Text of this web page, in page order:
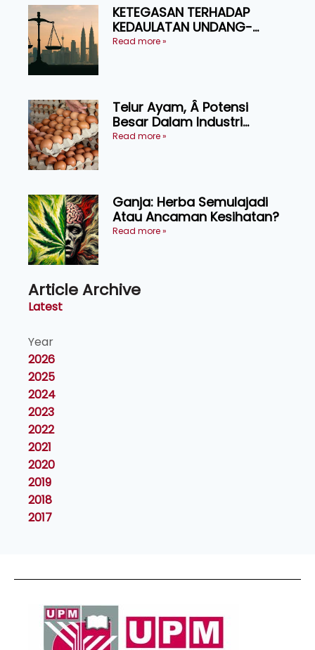
KETEGASAN TERHADAP
KEDAULATAN UNDANG-
UNDANG ASAS KEPADA
Read more »
Telur Ayam, Â Potensi
Besar Dalam Industri
Makanan, Kosmetik dan
Read more »
Ganja: Herba Semulajadi
Atau Ancaman Kesihatan?
Read more »
Article Archive
Latest
Year
2026
2025
2024
2023
2022
2021
2020
2019
2018
2017